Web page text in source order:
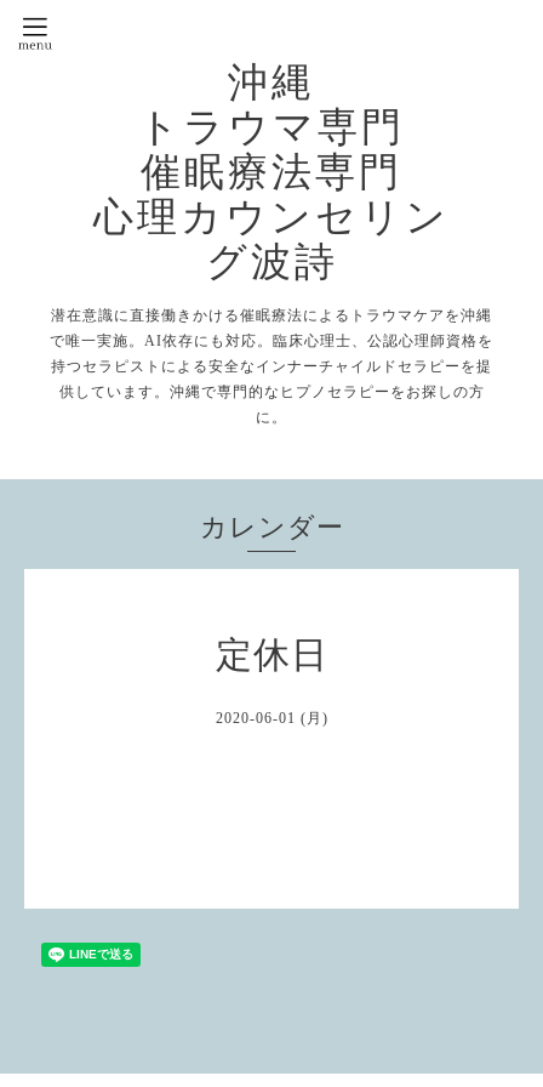
沖縄
トラウマ専門
催眠療法専門
心理カウンセリン
グ波詩
潜在意識に直接働きかける催眠療法によるトラウマケアを沖縄
で唯一実施。AI依存にも対応。臨床心理士、公認心理師資格を
持つセラピストによる安全なインナーチャイルドセラピーを提
供しています。沖縄で専門的なヒプノセラピーをお探しの方
に。
カレンダー
定休日
2020-06-01 (月)